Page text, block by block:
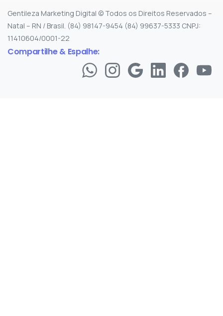
Gentileza Marketing Digital © Todos os Direitos Reservados –
Natal – RN / Brasil. (84) 98147-9454 (84) 99637-5333 CNPJ:
11410604/0001-22
Compartilhe & Espalhe: